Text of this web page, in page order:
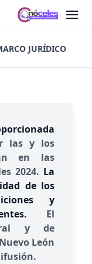
JURÍDICO
las y los
en las
2024. La
de los
y
El
y de
León